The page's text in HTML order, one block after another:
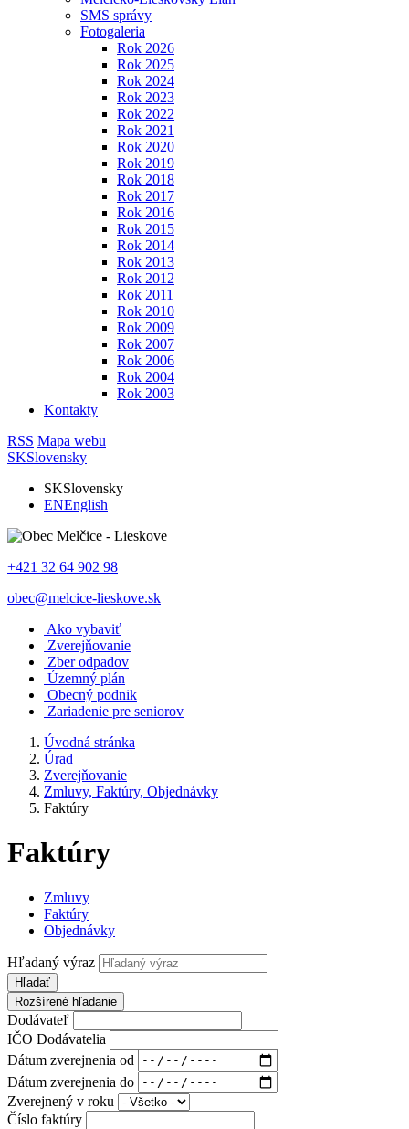
SMS správy
Fotogaleria
Rok 2026
Rok 2025
Rok 2024
Rok 2023
Rok 2022
Rok 2021
Rok 2020
Rok 2019
Rok 2018
Rok 2017
Rok 2016
Rok 2015
Rok 2014
Rok 2013
Rok 2012
Rok 2011
Rok 2010
Rok 2009
Rok 2007
Rok 2006
Rok 2004
Rok 2003
Kontakty
RSS Mapa webu
SKSlovensky
SKSlovensky
ENEnglish
+421 32 64 902 98
obec@melcice-lieskove.sk
Ako vybaviť
Zverejňovanie
Zber odpadov
Územný plán
Obecný podnik
Zariadenie pre seniorov
Úvodná stránka
Úrad
Zverejňovanie
Zmluvy, Faktúry, Objednávky
Faktúry
Faktúry
Zmluvy
Faktúry
Objednávky
Hľadaný výraz
Hľadať
Rozšírené hľadanie
Dodávateľ
IČO Dodávatelia
Dátum zverejnenia od
Dátum zverejnenia do
Zverejnený v roku
Číslo faktúry